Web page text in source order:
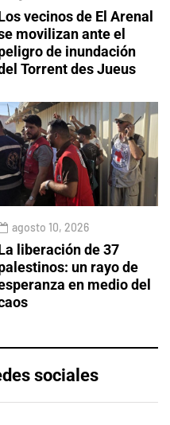
vecinos de El Arenal
movilizan ante el
de inundación
Torrent des Jueus
agosto 10, 2026
liberación de 37
un rayo de
en medio del
sociales